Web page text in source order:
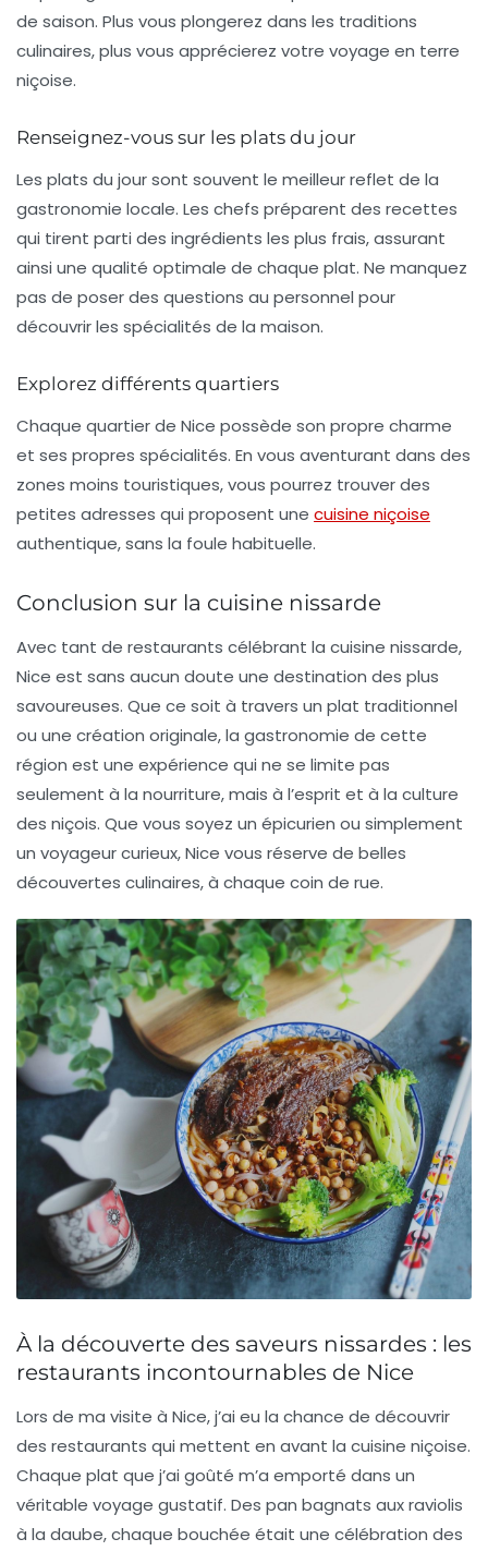
de saison. Plus vous plongerez dans les traditions
culinaires, plus vous apprécierez votre voyage en terre
niçoise.
Renseignez-vous sur les plats du jour
Les plats du jour sont souvent le meilleur reflet de la
gastronomie locale. Les chefs préparent des recettes
qui tirent parti des ingrédients les plus frais, assurant
ainsi une qualité optimale de chaque plat. Ne manquez
pas de poser des questions au personnel pour
découvrir les spécialités de la maison.
Explorez différents quartiers
Chaque quartier de Nice possède son propre charme
et ses propres spécialités. En vous aventurant dans des
zones moins touristiques, vous pourrez trouver des
petites adresses qui proposent une cuisine niçoise
authentique, sans la foule habituelle.
Conclusion sur la cuisine nissarde
Avec tant de restaurants célébrant la cuisine nissarde,
Nice est sans aucun doute une destination des plus
savoureuses. Que ce soit à travers un plat traditionnel
ou une création originale, la gastronomie de cette
région est une expérience qui ne se limite pas
seulement à la nourriture, mais à l’esprit et à la culture
des niçois. Que vous soyez un épicurien ou simplement
un voyageur curieux, Nice vous réserve de belles
découvertes culinaires, à chaque coin de rue.
À la découverte des saveurs nissardes : les
restaurants incontournables de Nice
Lors de ma visite à Nice, j’ai eu la chance de découvrir
des restaurants qui mettent en avant la cuisine niçoise.
Chaque plat que j’ai goûté m’a emporté dans un
véritable voyage gustatif. Des pan bagnats auxraviolis
à la daube, chaque bouchée était une célébration des